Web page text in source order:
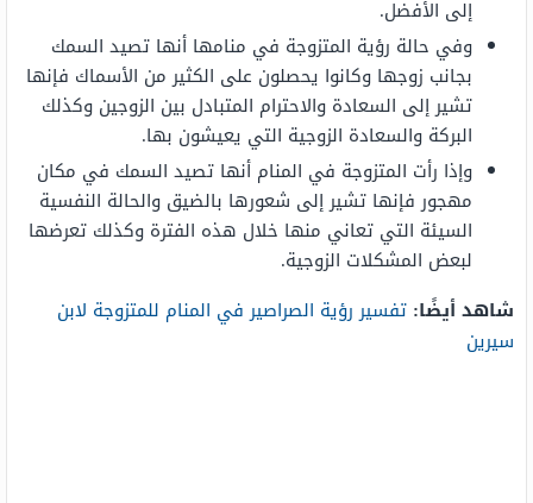
إلى الأفضل.
وفي حالة رؤية المتزوجة في منامها أنها تصيد السمك
بجانب زوجها وكانوا يحصلون على الكثير من الأسماك فإنها
تشير إلى السعادة والاحترام المتبادل بين الزوجين وكذلك
البركة والسعادة الزوجية التي يعيشون بها.
وإذا رأت المتزوجة في المنام أنها تصيد السمك في مكان
مهجور فإنها تشير إلى شعورها بالضيق والحالة النفسية
السيئة التي تعاني منها خلال هذه الفترة وكذلك تعرضها
لبعض المشكلات الزوجية.
شاهد أيضًا: تفسير رؤية الصراصير في المنام للمتزوجة لابن
سيرين